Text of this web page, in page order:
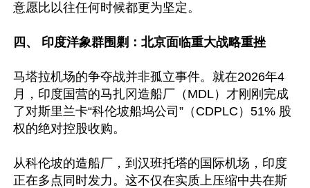
意愿比以往任何时候都更为坚定。
四、 印度洋象群围剿：北京面临重大战略重挫
马塔拉机场的争夺战并非孤立事件。就在2026年4
月，印度国营的马扎冈造船厂（MDL）才刚刚完成
了对斯里兰卡“科伦坡船坞公司”（CDPLC）51% 股
权的绝对控股收购。
从科伦坡的造船厂，到汉班托塔的国际机场，印度
正在多点同时发力。这不仅在实质上压缩中共在斯